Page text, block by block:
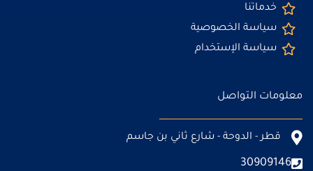
خدماتنا
سياسة الخصوصية
سياسة الإستخدام
معلومات التواصل
قطر - الدوحة - شارع ثاني بن جاسم
30909146